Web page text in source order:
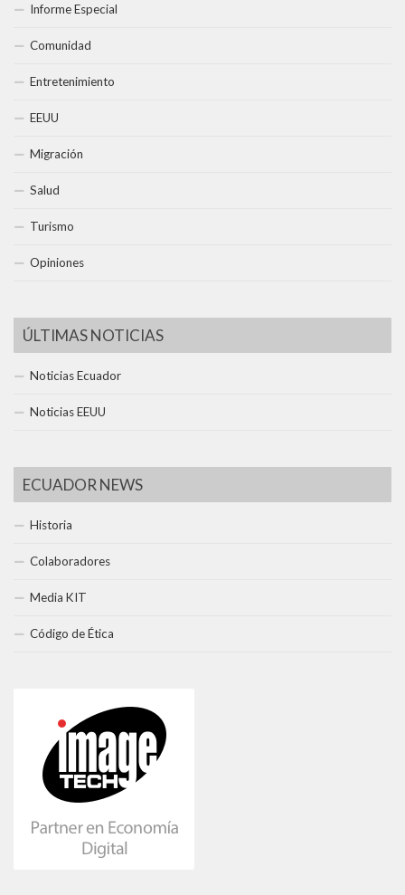
Informe Especial
Comunidad
Entretenimiento
EEUU
Migración
Salud
Turismo
Opiniones
ÚLTIMAS NOTICIAS
Noticias Ecuador
Noticias EEUU
ECUADOR NEWS
Historia
Colaboradores
Media KIT
Código de Ética